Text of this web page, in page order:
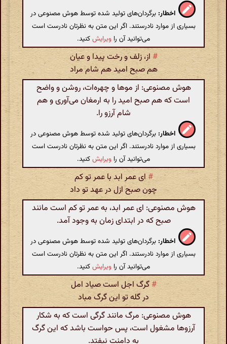
اخطار: برگردان‌های تولید شده توسط هوش مصنوعی در
بسیاری از موارد نادرستند. اگر این متن به نظرتان نادرست است
می‌توانید آن را ویرایشکنید.
# از، زلف و رخت پیدا و عیان
هم صبح امید هم شام مراد
هوش مصنوعی: از موها و چهره‌ات، روشن و واضح
است که هم صبح امید را به ارمغان می‌آوری و هم
شام آرزو را.
اخطار: برگردان‌های تولید شده توسط هوش مصنوعی در
بسیاری از موارد نادرستند. اگر این متن به نظرتان نادرست است
می‌توانید آن را ویرایشکنید.
#ای عمر ابد با عمر تو کم
چون صبح ازل در عهد تو داد
هوش مصنوعی: ای عمر ابد، به عمر تو کم است مانند
صبح که در ابتدای زمان به وجود آمد.
اخطار: برگردان‌های تولید شده توسط هوش مصنوعی در
بسیاری از موارد نادرستند. اگر این متن به نظرتان نادرست است
می‌توانید آن را ویرایشکنید.
# گرگ اجل است صیاد امل
در گله تو این گرگ مباد
هوش مصنوعی: مرگ مانند گرگی است که به شکار
آرزوها مشغول است، پس حواست باشد که این گرگ
به دامنت نیفتد.